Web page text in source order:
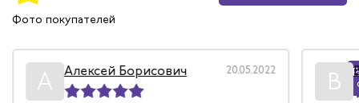
Фото покупателей
А Алексей Борисович 20.05.2022 В